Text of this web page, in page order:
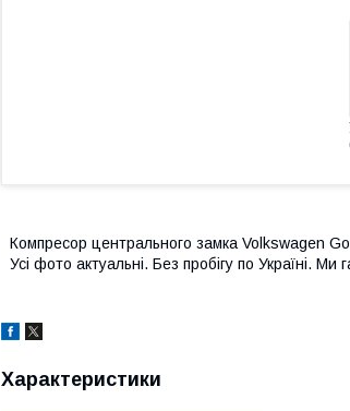
Компресор центрального замка Volkswagen
Усі фото актуальні. Без пробігу по Україні.
Характеристики